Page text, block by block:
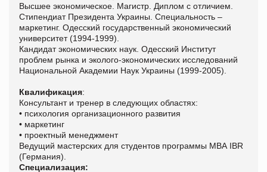
Высшее экономическое. Магистр. Диплом с отличием.
Стипендиат Президента Украины. Специальность –
маркетинг. Одесский государственный экономический
университет (1994-1999).
Кандидат экономических наук. Одесский Институт
проблем рынка и эколого-экономических исследований
Национальной Академии Наук Украины (1999-2005).
Квалификация:
Консультант и тренер в следующих областях:
• психология организационного развития
• маркетинг
• проектный менеджмент
Ведущий мастерских для студентов программы МВА IBR
(Германия).
Специализация: